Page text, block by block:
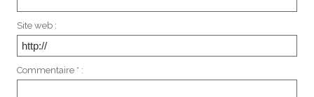
Site web :
Commentaire * :